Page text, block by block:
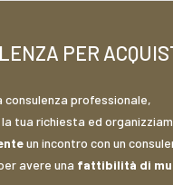
21 AZ Immobiliare
n° 173/175
telefonico
PER
consulenza professionale,
tua richiesta ed
un incontro con un
avere una fattibilità di